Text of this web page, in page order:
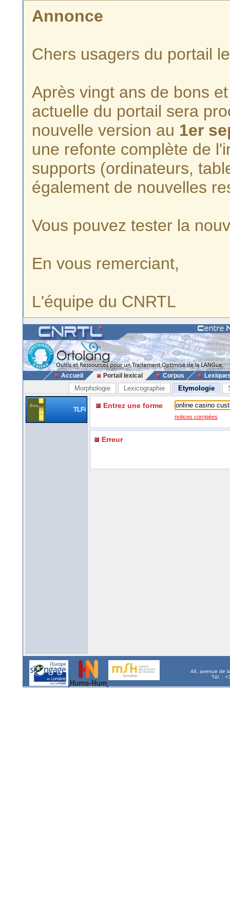
Annonce
Chers usagers du portail
Après vingt ans de bons
actuelle du portail sera
nouvelle version au 1er
une refonte complète de
supports (ordinateurs,
également de nouvelles
Vous pouvez tester la
En vous remerciant,
L'équipe du CNRTL
Accueil Portail lexical Corpus
Morphologie Lexicographie Etymologie
TLFi Entrez une forme
notices corrigées
Erreur
44, avenue de
Tél. :